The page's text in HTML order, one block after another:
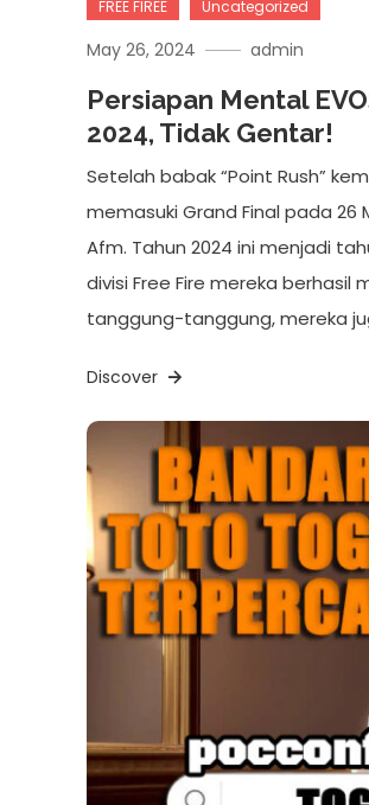
FREE FIREE Uncategorized
May 26, 2024 admin
Persiapan Mental
2024, Tidak Gentar!
Setelah babak “Point Rush”
memasuki Grand Final pada 26
Afm. Tahun 2024 ini menjadi
divisi Free Fire mereka berhasil
tanggung-tanggung, mereka
Discover